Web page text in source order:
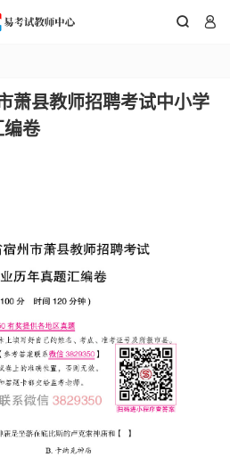
 
萧县教师招聘考试中小学
编卷